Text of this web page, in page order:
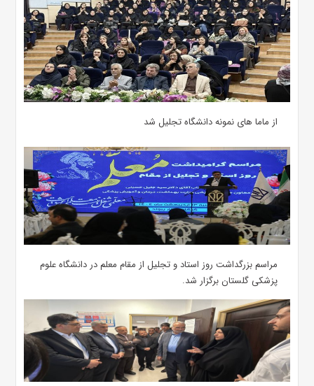
از ماما های نمونه دانشگاه تجلیل شد
مراسم بزرگداشت روز استاد و تجلیل از مقام معلم در دانشگاه علوم
پزشکی گلستان برگزار شد.‌